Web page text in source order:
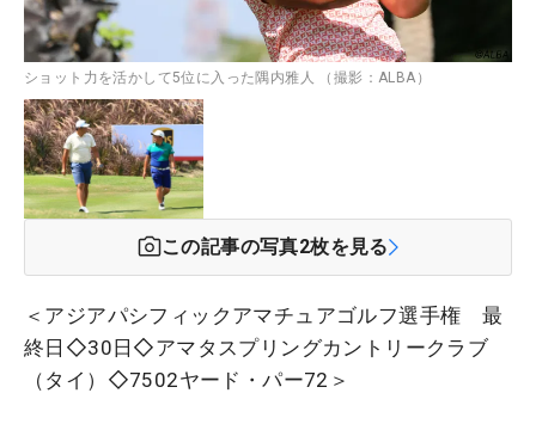
ショット力を活かして5位に入った隅内雅人 （撮影：ALBA）
この記事の写真2枚を見る
＜アジアパシフィックアマチュアゴルフ選手権 最
終日◇30日◇アマタスプリングカントリークラブ
（タイ）◇7502ヤード・パー72＞